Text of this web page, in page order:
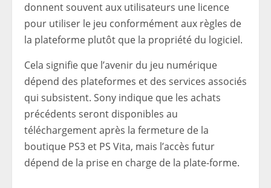
donnent souvent aux utilisateurs une licence
pour utiliser le jeu conformément aux règles de
la plateforme plutôt que la propriété du logiciel.
Cela signifie que l’avenir du jeu numérique
dépend des plateformes et des services associés
qui subsistent. Sony indique que les achats
précédents seront disponibles au
téléchargement après la fermeture de la
boutique PS3 et PS Vita, mais l’accès futur
dépend de la prise en charge de la plate-forme.